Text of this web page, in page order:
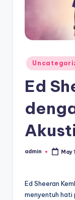
Posted
in
Ed
Posted
admin May
Ed Sheeran
menyentuh hati